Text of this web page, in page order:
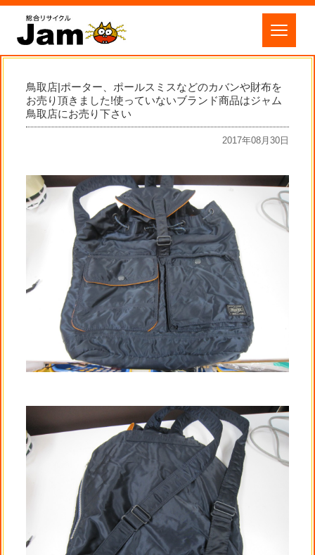
鳥取店|ポーター、ポールスミスなどのカバンや財布を
お売り頂きました!使っていないブランド商品はジャム
鳥取店にお売り下さい
2017年08月30日